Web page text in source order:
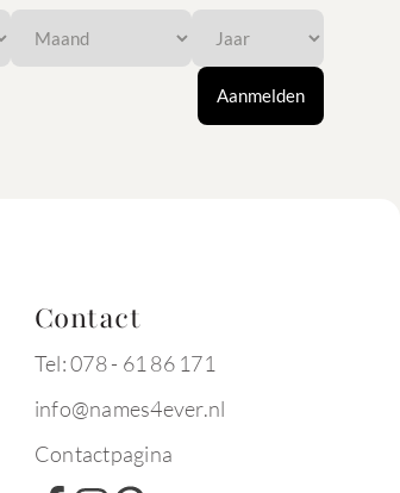
Aanmelden
Contact
Tel: 078 - 61 86 171
info@names4ever.nl
Contactpagina